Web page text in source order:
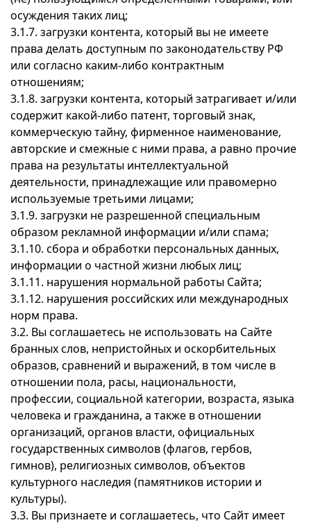
осуждения таких лиц;
3.1.7. загрузки контента, который вы не имеете
права делать доступным по законодательству РФ
или согласно каким-либо контрактным
отношениям;
3.1.8. загрузки контента, который затрагивает и/или
содержит какой-либо патент, торговый знак,
коммерческую тайну, фирменное наименование,
авторские и смежные с ними права, а равно прочие
права на результаты интеллектуальной
деятельности, принадлежащие или правомерно
используемые третьими лицами;
3.1.9. загрузки не разрешенной специальным
образом рекламной информации и/или спама;
3.1.10. сбора и обработки персональных данных,
информации о частной жизни любых лиц;
3.1.11. нарушения нормальной работы Сайта;
3.1.12. нарушения российских или международных
норм права.
3.2. Вы соглашаетесь не использовать на Сайте
бранных слов, непристойных и оскорбительных
образов, сравнений и выражений, в том числе в
отношении пола, расы, национальности,
профессии, социальной категории, возраста, языка
человека и гражданина, а также в отношении
организаций, органов власти, официальных
государственных символов (флагов, гербов,
гимнов), религиозных символов, объектов
культурного наследия (памятников истории и
культуры).
3.3. Вы признаете и соглашаетесь, что Сайт имеет